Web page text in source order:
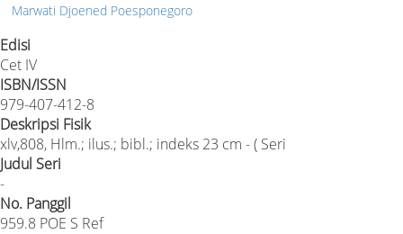
Marwati Djoened Poesponegoro
Edisi
Cet IV
ISBN/ISSN
979-407-412-8
Deskripsi Fisik
xlv,808, Hlm.; ilus.; bibl.; indeks 23 cm - ( Seri
Judul Seri
-
No. Panggil
959.8 POE S Ref